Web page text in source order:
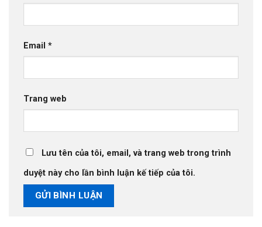
Email *
Trang web
Lưu tên của tôi, email, và trang web trong trình
duyệt này cho lần bình luận kế tiếp của tôi.